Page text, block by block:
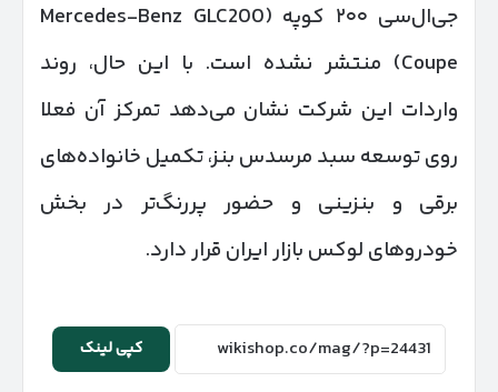
جی‌ال‌سی ۲۰۰ کوپه (Mercedes-Benz GLC200
Coupe) منتشر نشده است. با این حال، روند
واردات این شرکت نشان می‌دهد تمرکز آن فعلا
روی توسعه سبد مرسدس بنز، تکمیل خانواده‌های
برقی و بنزینی و حضور پررنگ‌تر در بخش
خودروهای لوکس بازار ایران قرار دارد.
کپی لینک